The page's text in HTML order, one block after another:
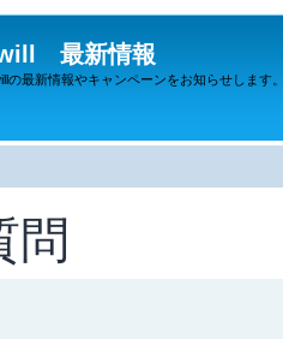
最新情報
の最新情報やキャンペーンをお知らせします
問